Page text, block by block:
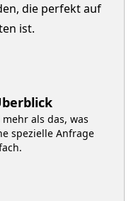
die perfekt auf
ist.
als das, was
spezielle Anfrage